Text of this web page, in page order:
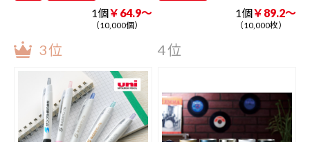
1個￥64.9～
（10,000個）
1個￥89.2～
（10,000枚）
3位 4位